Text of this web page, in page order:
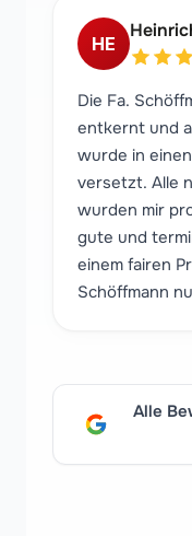
HE
Die Fa.
entkernt und
wurde in
versetzt. Alle
wurden mir
gute und
einem fairen
Schöffmann
Alle